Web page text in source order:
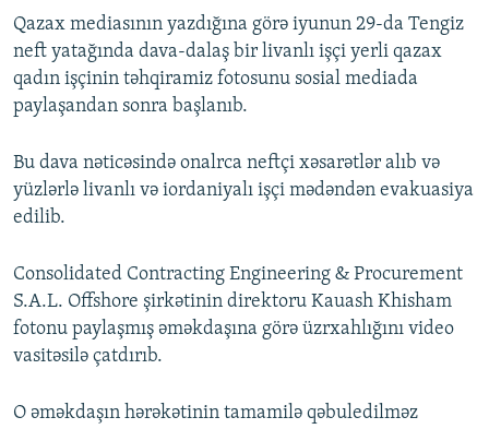
Qazax mediasının yazdığına görə iyunun 29-da Tengiz
neft yatağında dava-dalaş bir livanlı işçi yerli qazax
qadın işçinin təhqiramiz fotosunu sosial mediada
paylaşandan sonra başlanıb.
Bu dava nəticəsində onalrca neftçi xəsarətlər alıb və
yüzlərlə livanlı və iordaniyalı işçi mədəndən evakuasiya
edilib.
Consolidated Contracting Engineering & Procurement
S.A.L. Offshore şirkətinin direktoru Kauash Khisham
fotonu paylaşmış əməkdaşına görə üzrxahlığını video
vasitəsilə çatdırıb.
O əməkdaşın hərəkətinin tamamilə qəbuledilməz